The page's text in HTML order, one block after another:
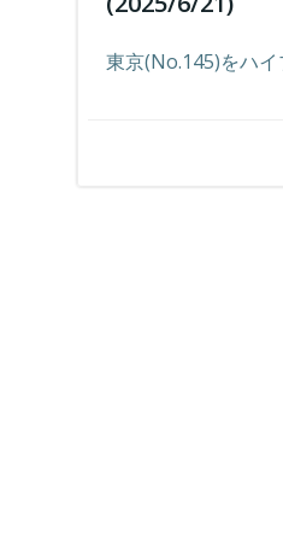
東京(No.145)をハ